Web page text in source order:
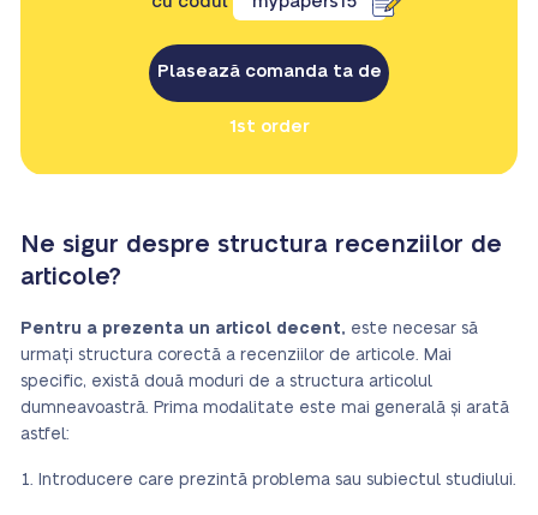
Plasează comanda ta de
1st order
Ne sigur despre structura recenziilor de
articole?
Pentru a prezenta un articol decent, este necesar să
urmați structura corectă a recenziilor de articole. Mai
specific, există două moduri de a structura articolul
dumneavoastră. Prima modalitate este mai generală și arată
astfel:
Introducere care prezintă problema sau subiectul studiului.